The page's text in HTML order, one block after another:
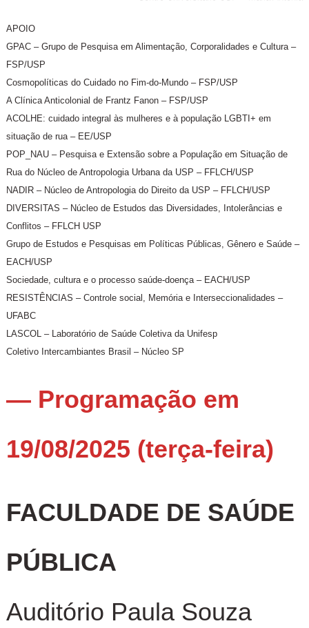
APOIO
GPAC – Grupo de Pesquisa em Alimentação, Corporalidades e Cultura –
FSP/USP
Cosmopolíticas do Cuidado no Fim-do-Mundo – FSP/USP
A Clínica Anticolonial de Frantz Fanon – FSP/USP
ACOLHE: cuidado integral às mulheres e à população LGBTI+ em
situação de rua – EE/USP
POP_NAU – Pesquisa e Extensão sobre a População em Situação de
Rua do Núcleo de Antropologia Urbana da USP – FFLCH/USP
NADIR – Núcleo de Antropologia do Direito da USP – FFLCH/USP
DIVERSITAS – Núcleo de Estudos das Diversidades, Intolerâncias e
Conflitos – FFLCH USP
Grupo de Estudos e Pesquisas em Políticas Públicas, Gênero e Saúde –
EACH/USP
Sociedade, cultura e o processo saúde-doença – EACH/USP
RESISTÊNCIAS – Controle social, Memória e Interseccionalidades –
UFABC
LASCOL – Laboratório de Saúde Coletiva da Unifesp
Coletivo Intercambiantes Brasil – Núcleo SP
— Programação em
19/08/2025 (terça-feira)
FACULDADE DE SAÚDE
PÚBLICA
Auditório Paula Souza